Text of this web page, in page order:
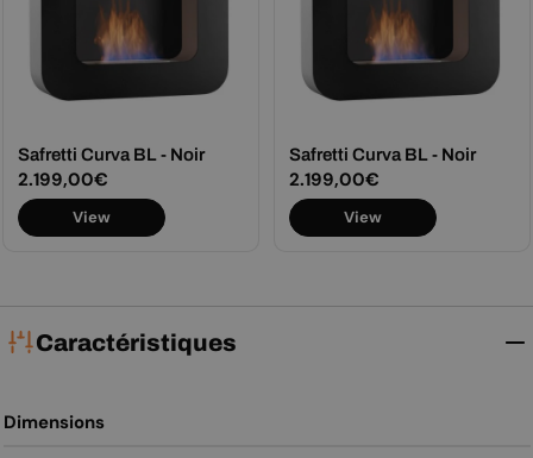
Safretti Curva BL - Noir
Prix
régulier
2.199,00€
View
Safretti Curva BL - Noir
Prix
régulier
2.199,00€
View
Caractéristiques
Dimensions